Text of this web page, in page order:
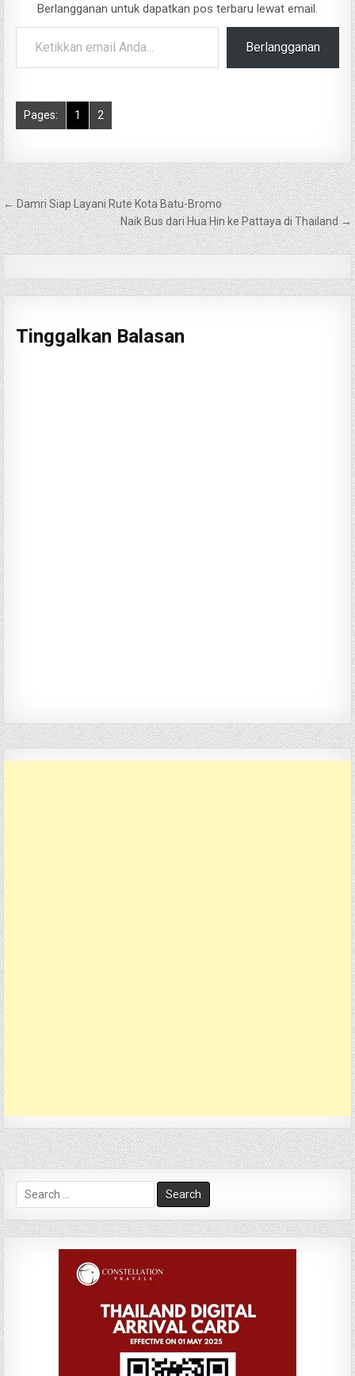
Berlangganan untuk dapatkan pos terbaru lewat email.
Ketikkan email Anda...
Berlangganan
Pages: 1 2
Navigasi
pos
← Damri Siap Layani Rute Kota Batu-Bromo
Naik Bus dari Hua Hin ke Pattaya di Thailand →
Tinggalkan Balasan
Search
for: